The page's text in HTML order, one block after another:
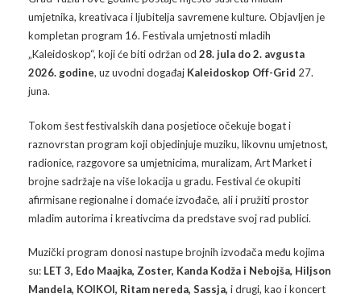
Video 2011
Video 2012
Video 2014
Video 2015
Video 2016
Video 2017
Video 2018
Galerija 2010
Galerija 2011
Galerija 2013
Galerija 2014
Galerija 2015
Galerija 2016
Galerija 2017
Arhiva
Kontakt
umjetnika, kreativaca i ljubitelja savremene kulture. Objavljen je
kompletan program 16. Festivala umjetnosti mladih
„Kaleidoskop“, koji će biti održan od 28. jula do 2. avgusta
2026. godine, uz uvodni događaj Kaleidoskop Off-Grid 27.
juna.
Tokom šest festivalskih dana posjetioce očekuje bogat i
raznovrstan program koji objedinjuje muziku, likovnu umjetnost,
radionice, razgovore sa umjetnicima, muralizam, Art Market i
brojne sadržaje na više lokacija u gradu. Festival će okupiti
afirmisane regionalne i domaće izvođače, ali i pružiti prostor
mladim autorima i kreativcima da predstave svoj rad publici.
Muzički program donosi nastupe brojnih izvođača među kojima
su: LET 3, Edo Maajka, Zoster, Kanda Kodža i Nebojša, Hiljson
Mandela, KOIKOI, Ritam nereda, Sassja, i drugi, kao i koncert